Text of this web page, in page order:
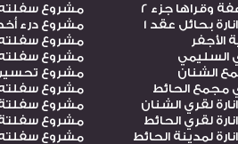
وقراها جزء 2
بحائل عقد 1
السليمي
الشنان
مجمع الحائط
لقري الشنان
لقري الحائط
لمدينة الحائط
مشروع سفلته
مشروع درء
مشروع سفلته
مشروع سفلته
مشروع
مشروع سفلته
مشروع سفلتة
مشروع سفلتة
مشروع سفلته